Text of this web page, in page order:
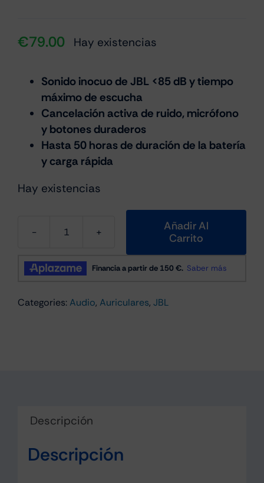
€79.00 Hay existencias
Sonido inocuo de JBL <85 dB y tiempo
máximo de escucha
Cancelación activa de ruido, micrófono
y botones duraderos
Hasta 50 horas de duración de la batería
y carga rápida
Hay existencias
JBL
470NC
para
Añadir Al
Carrito
Categories:Audio, Auriculares, JBL
Descripción
Descripción